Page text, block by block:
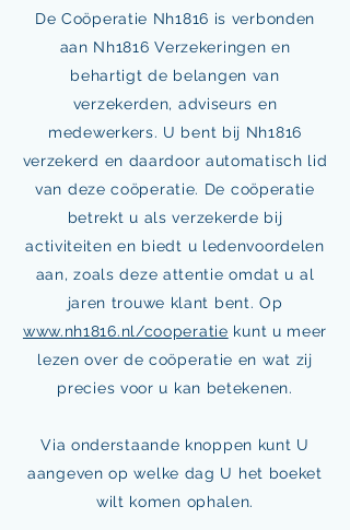
De Coöperatie Nh1816 is verbonden
aan Nh1816 Verzekeringen en
behartigt de belangen van
verzekerden, adviseurs en
medewerkers. U bent bij Nh1816
verzekerd en daardoor automatisch lid
van deze coöperatie. De coöperatie
betrekt u als verzekerde bij
activiteiten en biedt u ledenvoordelen
aan, zoals deze attentie omdat u al
jaren trouwe klant bent. Op
www.nh1816.nl/cooperatie kunt u meer
lezen over de coöperatie en wat zij
precies voor u kan betekenen.
Via onderstaande knoppen kunt U
aangeven op welke dag U het boeket
wilt komen ophalen.